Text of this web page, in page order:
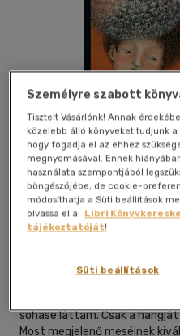
Kívánságlistához adom
keménytáblás | 44 oldal
sohase láttam. Csak a
Most megjelenő meséinek
Személyre szabott
Tisztelt Vásárlónk! Annak
közelebb álló könyveket tudjunk
hogy fogadja el az ehhez
megnyomásával. Ennek
használata szempontjából
böngészőjébe, de cookie-
módosíthatja a Süti beállítások
olvassa el a
Libri
tájékoztatóját!
Süti beállítások